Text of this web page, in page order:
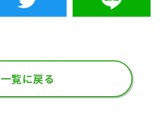
一覧に戻る